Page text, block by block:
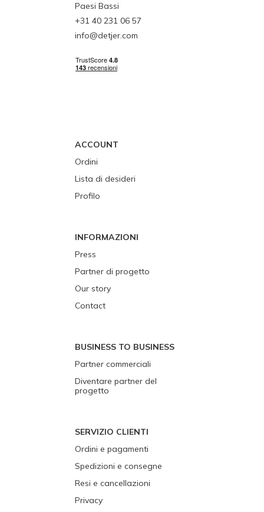
Paesi Bassi
+31 40 231 06 57
info@detjer.com
ACCOUNT
Ordini
Lista di desideri
Profilo
INFORMAZIONI
Press
Partner di progetto
Our story
Contact
BUSINESS TO BUSINESS
Partner commerciali
Diventare partner del
progetto
SERVIZIO CLIENTI
Ordini e pagamenti
Spedizioni e consegne
Resi e cancellazioni
Privacy